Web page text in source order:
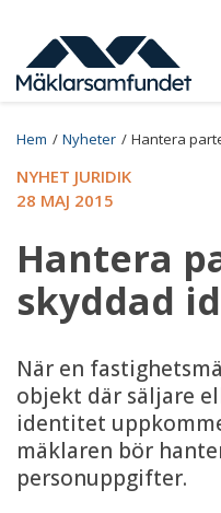
huvudinnehåll
Breadcrumb
Hem Nyheter Hantera
NYHET JURIDIK
28 MAJ 2015
Hantera
skyddad
När en
objekt där säljare
identitet
mäklaren bör
personuppgifter.